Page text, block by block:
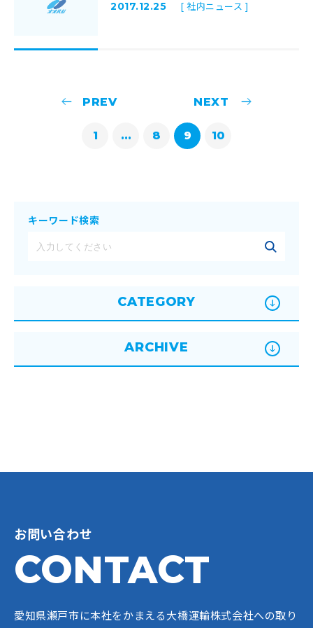
2017.12.25 [ 社内ニュース ]
1 ... 8 9 10
キーワード検索
CATEGORY
ARCHIVE
お問い合わせ
CONTACT
愛知県瀬戸市に本社をかまえる大橋運輸株式会社への取り